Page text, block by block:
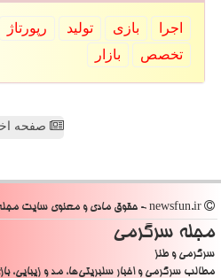
اجرا بازی تولید رپورتاژ
تخصص
بازار
صفحه
مجله سرگرمی
سرگرمی و طنز
مطالب سرگرمی و اخبار سلبریتی‌ها، مد و زیبایی،